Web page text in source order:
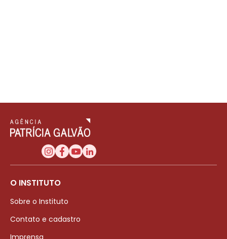
O INSTITUTO
Sobre o Instituto
Contato e cadastro